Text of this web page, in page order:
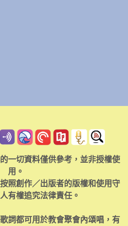
一切資料僅供參考，並非授權使
用。
照創作／出版者的版權和使用守
有權追究法律責任。
詞都可用於教會聚會內頌唱，有